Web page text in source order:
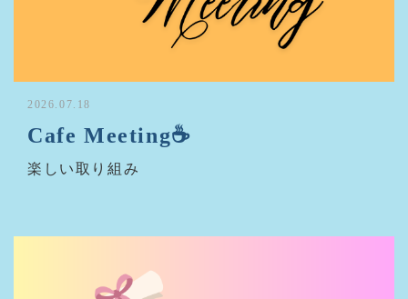
Cafe Meeting☕
2026.07.18
楽しい取り組み